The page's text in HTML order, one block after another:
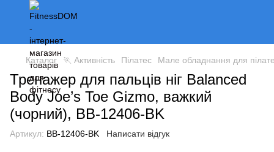
Каталог 🏃 Активність Пілатес Мале обладнання для
Тренажер для пальців ніг Balanced
Body Joe’s Toe Gizmo, важкий
(чорний), BB-12406-BK
Артикул: BB-12406-BK Написати відгук